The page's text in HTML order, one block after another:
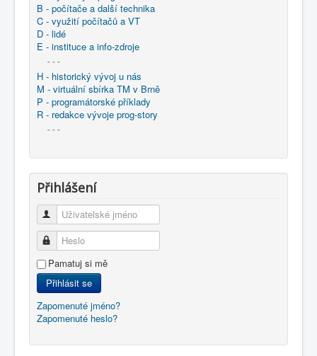
B - počítače a další technika
C - využití počítačů a VT
D - lidé
E - instituce a info-zdroje
- - -
H - historický vývoj u nás
M - virtuální sbírka TM v Brně
P - programátorské příklady
R - redakce vývoje prog-story
- - -
Přihlášení
Uživatelské jméno
Heslo
Pamatuj si mě
Přihlásit se
Zapomenuté jméno?
Zapomenuté heslo?